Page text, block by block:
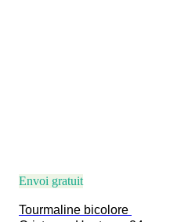
Envoi gratuit
Tourmaline bicolore